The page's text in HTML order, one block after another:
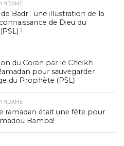
NDAME
Badr : une illustration de la
de Dieu du
!
du Coran par le Cheikh
pour sauvegarder
du Prophète (PSL)
NDAME
ramadan était une fête pour
Bamba!